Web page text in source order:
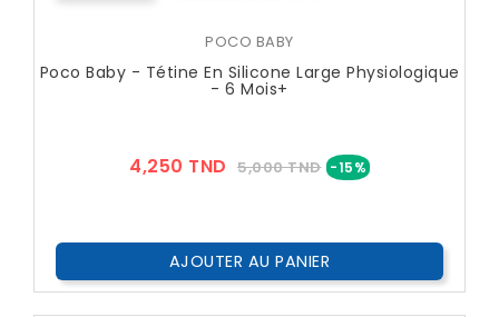
POCO BABY
Poco Baby - Tétine En Silicone Large Physiologique
- 6 Mois+
4,250 TND Prix
5,000 TND -15%Prix
AJOUTER AU PANIER